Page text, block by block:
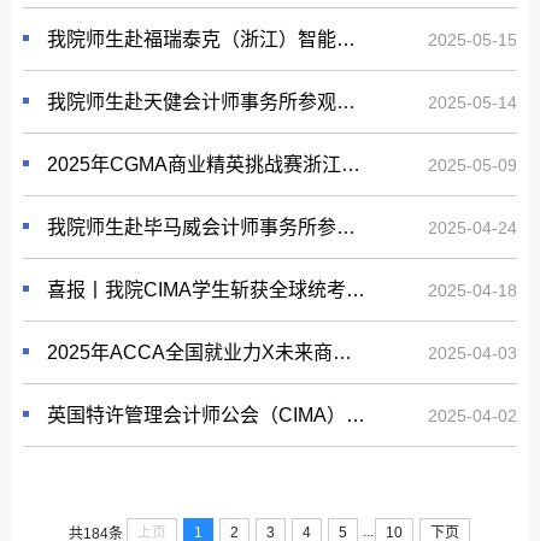
我院师生赴福瑞泰克（浙江）智能科技股份公司参观学习 2025-05-15
我院师生赴天健会计师事务所参观学习 2025-05-14
2025年CGMA商业精英挑战赛浙江财经大学校内赛决赛圆满收官 2025-05-09
我院师生赴毕马威会计师事务所参观学习 深化校企合作助力职业发展 2025-04-24
喜报丨我院CIMA学生斩获全球统考管理级案例卓越奖 2025-04-18
2025年ACCA全国就业力X未来商业创想大赛浙江财经大学校内决赛成功举办 2025-04-03
英国特许管理会计师公会（CIMA）来我院交流 2025-04-02
共184条 上页 1 2 3 4 5 ... 10 下页